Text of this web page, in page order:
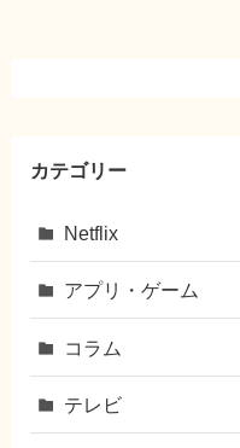
カテゴリー
Netflix
アプリ・ゲーム
コラム
テレビ